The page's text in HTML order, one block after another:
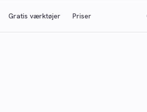
Gratis værktøjer Priser